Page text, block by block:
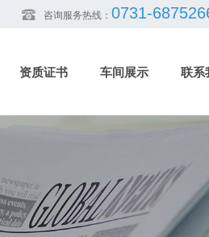
咨询服务热线： 0731-
资质证书 车间展示 联系